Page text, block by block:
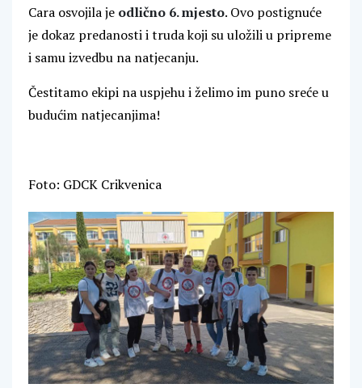
Cara osvojila je odlično 6. mjesto. Ovo postignuće
je dokaz predanosti i truda koji su uložili u pripreme
i samu izvedbu na natjecanju.
Čestitamo ekipi na uspjehu i želimo im puno sreće u
budućim natjecanjima!
Foto: GDCK Crikvenica